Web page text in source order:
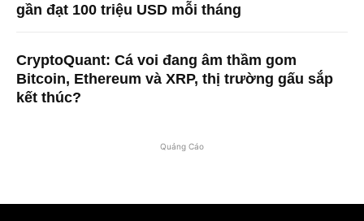
gần đạt 100 triệu USD mỗi tháng
CryptoQuant: Cá voi đang âm thầm gom
Bitcoin, Ethereum và XRP, thị trường gấu sắp
kết thúc?
Quảng Cáo